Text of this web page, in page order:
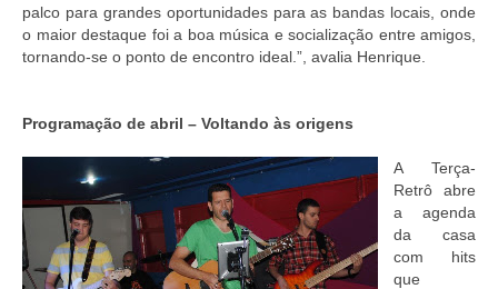
palco para grandes oportunidades para as bandas locais, onde
o maior destaque foi a boa música e socialização entre amigos,
tornando-se o ponto de encontro ideal.”, avalia Henrique.
Programação de abril – Voltando às origens
A Terça-
Retrô abre
a agenda
da casa
com hits
que